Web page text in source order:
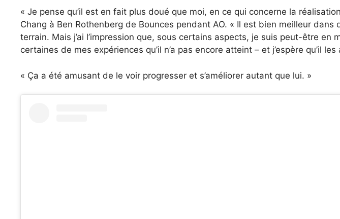
« Je pense qu’il est en fait plus doué que moi, en ce qui concerne la
Chang à Ben Rothenberg de Bounces pendant AO. « Il est bien meilleur
terrain. Mais j’ai l’impression que, sous certains aspects, je suis peut-être en
certaines de mes expériences qu’il n’a pas encore atteint – et j’espère qu’il
« Ça a été amusant de le voir progresser et s’améliorer autant que lui. »